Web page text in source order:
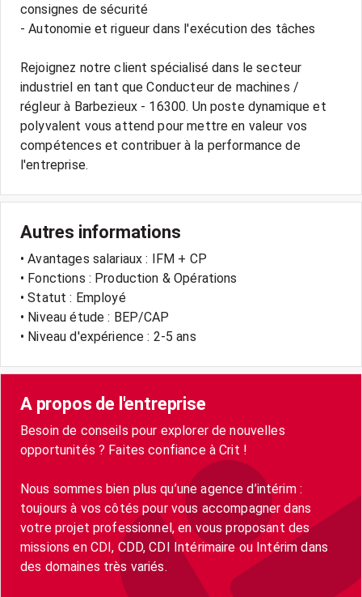
consignes de sécurité
- Autonomie et rigueur dans l'exécution des tâches
Rejoignez notre client spécialisé dans le secteur
industriel en tant que Conducteur de machines /
régleur à Barbezieux - 16300. Un poste dynamique et
polyvalent vous attend pour mettre en valeur vos
compétences et contribuer à la performance de
Autres informations
• Avantages salariaux : IFM + CP
• Fonctions : Production & Opérations
• Statut : Employé
• Niveau étude : BEP/CAP
• Niveau d'expérience : 2-5 ans
A propos de l'entreprise
Besoin de conseils pour explorer de nouvelles
opportunités ? Faites confiance à Crit !
Nous sommes bien plus qu’une agence d’intérim :
toujours à vos côtés pour vous accompagner dans
votre projet professionnel, en vous proposant des
missions en CDI, CDD, CDI Intérimaire ou Intérim dans
des domaines très variés.